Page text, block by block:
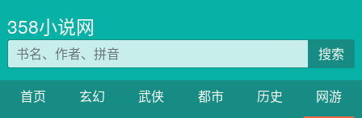
358小说网
搜索
首页 玄幻 武侠 都市 历史
网游